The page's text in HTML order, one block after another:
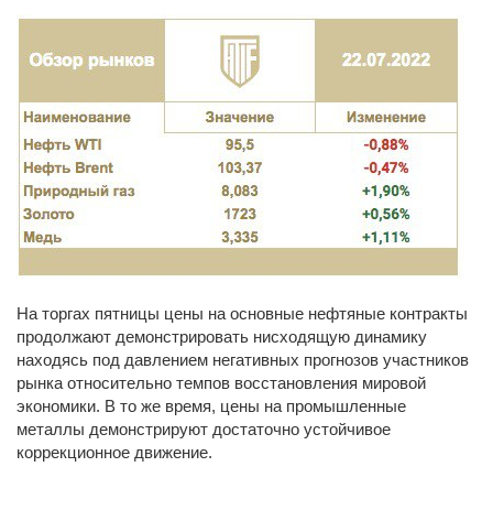
На торгах пятницы цены на основные нефтяные контракты
продолжают демонстрировать нисходящую динамику
находясь под давлением негативных прогнозов участников
рынка относительно темпов восстановления мировой
экономики. В то же время, цены на промышленные
металлы демонстрируют достаточно устойчивое
коррекционное движение.